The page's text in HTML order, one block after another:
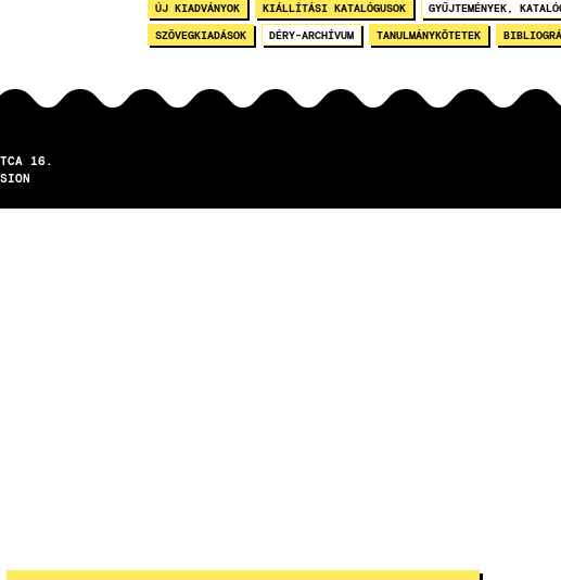
ÚJ KIADVÁNYOK KIÁLLÍTÁSI KATALÓGUSOK GYŰJTEMÉNYEK,
SZÖVEGKIADÁSOK DÉRY-ARCHÍVUM TANULMÁNYKÖTETEK
16.